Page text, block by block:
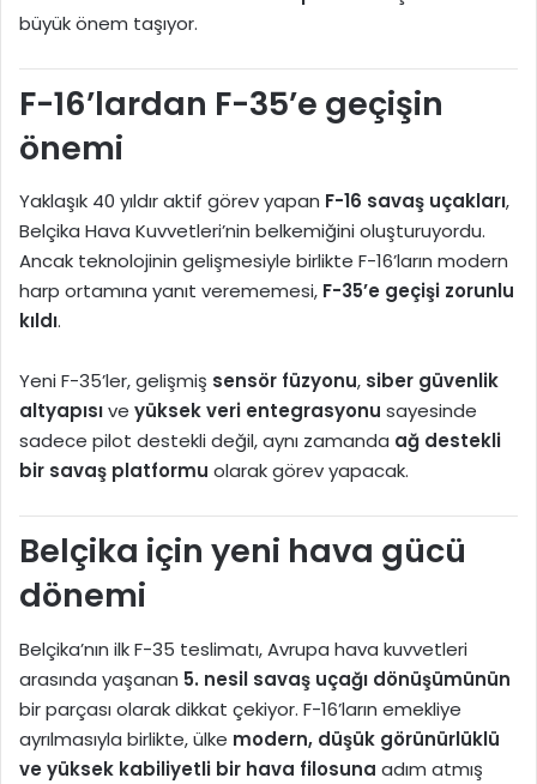
büyük önem taşıyor.
F-16’lardan F-35’e geçişin
önemi
Yaklaşık 40 yıldır aktif görev yapan F-16 savaş uçakları,
Belçika Hava Kuvvetleri’nin belkemiğini oluşturuyordu.
Ancak teknolojinin gelişmesiyle birlikte F-16’ların modern
harp ortamına yanıt verememesi, F-35’e geçişi zorunlu
kıldı.
Yeni F-35’ler, gelişmiş sensör füzyonu, siber güvenlik
altyapısıve yüksek veri entegrasyonu sayesinde
sadece pilot destekli değil, aynı zamanda ağ destekli
bir savaş platformu olarak görev yapacak.
Belçika için yeni hava gücü
dönemi
Belçika’nın ilk F-35 teslimatı, Avrupa hava kuvvetleri
arasında yaşanan 5. nesil savaş uçağı dönüşümünün
bir parçası olarak dikkat çekiyor. F-16’ların emekliye
ayrılmasıyla birlikte, ülke modern, düşük görünürlüklü
ve yüksek kabiliyetli bir hava filosuna adım atmış